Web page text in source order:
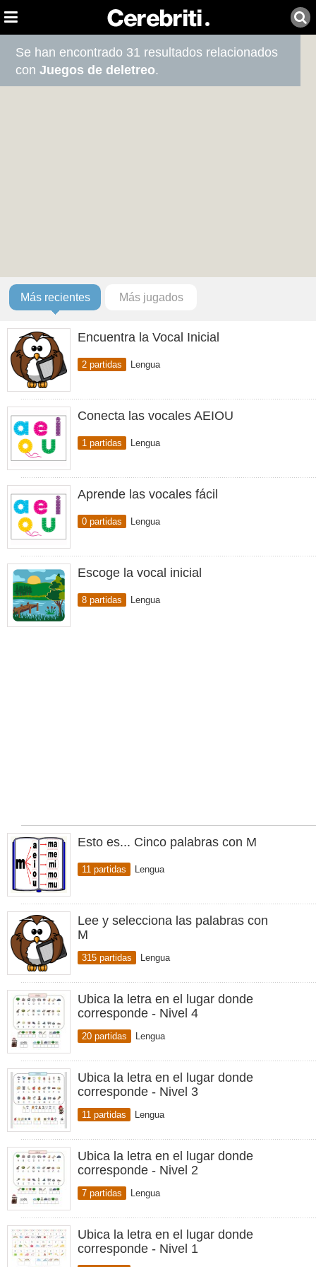
Se han encontrado 31 resultados relacionados
conJuegos de deletreo.
Más recientes Más jugados
Encuentra la Vocal Inicial
2 partidas Lengua
Conecta las vocales AEIOU
1 partidas Lengua
Aprende las vocales fácil
0 partidas Lengua
Escoge la vocal inicial
8 partidas Lengua
Esto es... Cinco palabras con M
11 partidas Lengua
Lee y selecciona las palabras con
M
315 partidas Lengua
Ubica la letra en el lugar donde
corresponde - Nivel 4
20 partidas Lengua
Ubica la letra en el lugar donde
corresponde - Nivel 3
11 partidas Lengua
Ubica la letra en el lugar donde
corresponde - Nivel 2
7 partidas Lengua
Ubica la letra en el lugar donde
corresponde - Nivel 1